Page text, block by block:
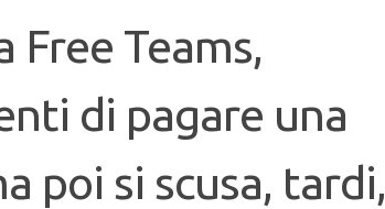
Free Teams,
di pagare una
poi si scusa, tardi,